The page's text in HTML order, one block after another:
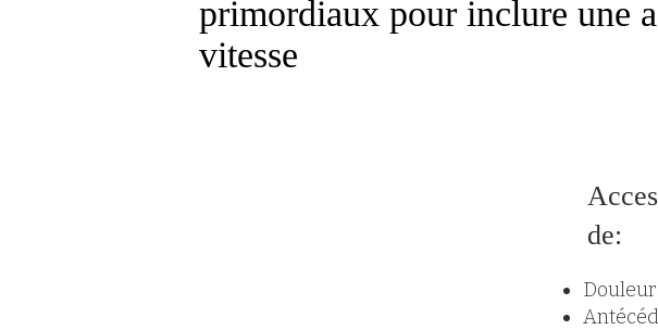
primordiaux pour inclure une
vitesse
de: